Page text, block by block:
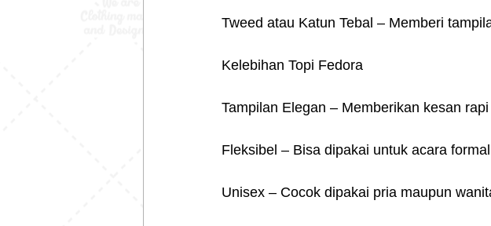
Tweed atau Katun Tebal – Memberi
Kelebihan Topi Fedora
Tampilan Elegan – Memberikan kesan
Fleksibel – Bisa dipakai untuk acara
Unisex – Cocok dipakai pria maupun